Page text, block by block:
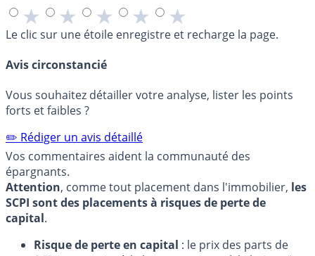
★ ★ ★ ★ ★
Le clic sur une étoile enregistre et recharge la page.
Avis circonstancié
Vous souhaitez détailler votre analyse, lister les points
forts et faibles ?
✏️ Rédiger un avis détaillé
Vos commentaires aident la communauté des
épargnants.
Attention, comme tout placement dans l'immobilier, les
SCPI sont des placements à risques de perte de
capital.
Risque de perte en capital : le prix des parts de